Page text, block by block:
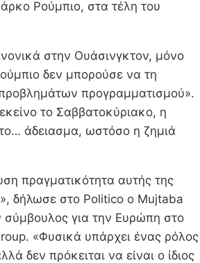
Ρούμπιο, στα τέλη του
στην Ουάσινγκτον, μόνο
δεν μπορούσε να τη
προγραμματισμού».
το Σαββατοκύριακο, η
άδειασμα, ωστόσο η ζημιά
πραγματικότητα αυτής της
δήλωσε στο Politico ο Mujtaba
σύμβουλος για την Ευρώπη στο
«Φυσικά υπάρχει ένας ρόλος
δεν πρόκειται να είναι ο ίδιος